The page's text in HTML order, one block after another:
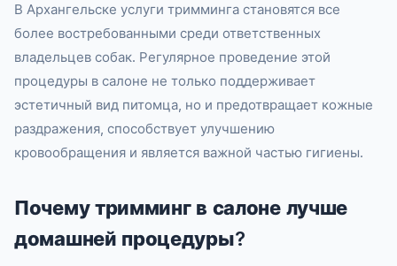
В Архангельске услуги тримминга становятся все
более востребованными среди ответственных
владельцев собак. Регулярное проведение этой
процедуры в салоне не только поддерживает
эстетичный вид питомца, но и предотвращает кожные
раздражения, способствует улучшению
кровообращения и является важной частью гигиены.
Почему тримминг в салоне лучше
домашней процедуры?